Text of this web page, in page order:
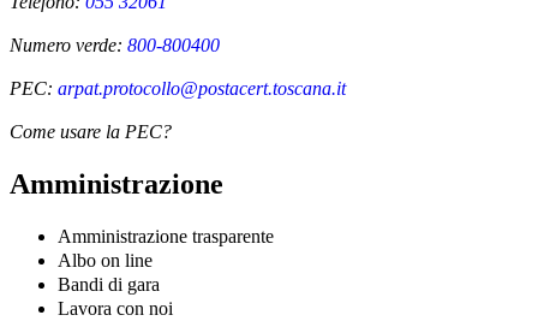
Numero verde: 800-800400
PEC: arpat.protocollo@postacert.toscana.it
Come usare la PEC?
Amministrazione
Amministrazione trasparente
Albo on line
Bandi di gara
Lavora con noi